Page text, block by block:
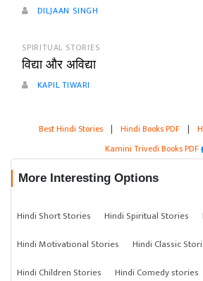
DILJAAN SINGH
SPIRITUAL STORIES
विद्या और अविद्या
KAPIL TIWARI
Best Hindi Stories | Hindi Books PDF |
Kamini Trivedi Books PDF
More Interesting Options
Hindi Short Stories Hindi Spiritual Stories
Hindi Motivational Stories
Hindi Classic
Hindi Children Stories
Hindi Comedy stories